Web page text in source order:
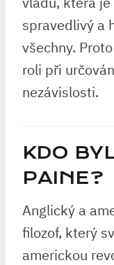
spravedlivý a
všechny.
roli při
nezávislosti.
KDO
PAINE?
Anglický a
filozof, který
americkou